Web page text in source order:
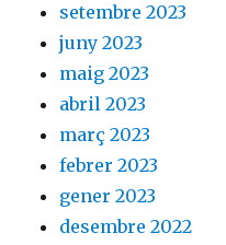
setembre 2023
juny 2023
maig 2023
abril 2023
març 2023
febrer 2023
gener 2023
desembre 2022